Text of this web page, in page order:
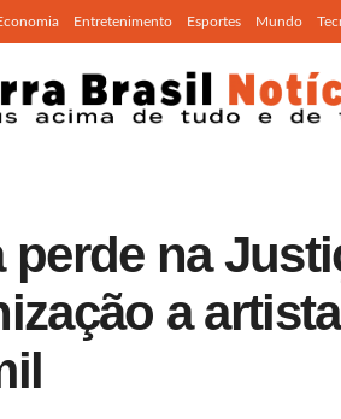
Entretenimento Esportes Mundo
perde na
a